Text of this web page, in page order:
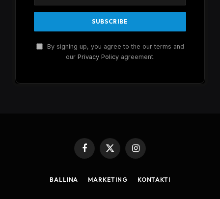
By signing up, you agree to the our terms and
our Privacy Policyagreement.
Facebook
X
Instagram
BALLINA MARKETING KONTAKTI